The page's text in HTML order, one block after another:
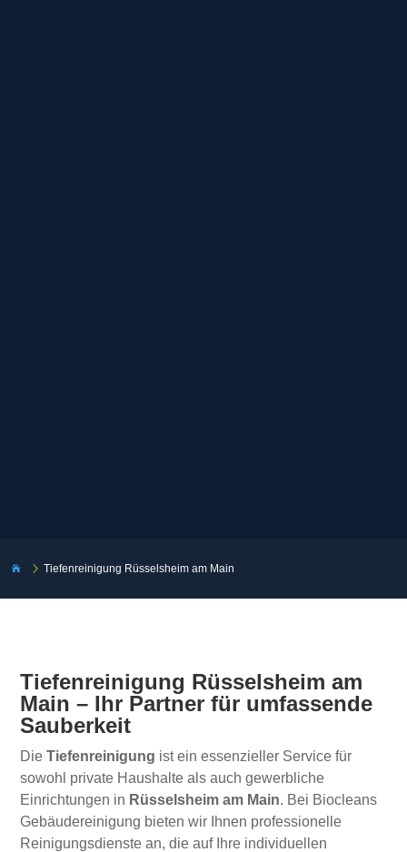
 5Tiefenreinigung Rüsselsheim am Main
Tiefenreinigung Rüsselsheim am
Main – Ihr Partner für umfassende
Sauberkeit
DieTiefenreinigung ist ein essenzieller Service für
sowohl private Haushalte als auch gewerbliche
Einrichtungen in Rüsselsheim am Main. Bei Biocleans
Gebäudereinigung bieten wir Ihnen professionelle
Reinigungsdienste an, die auf Ihre individuellen